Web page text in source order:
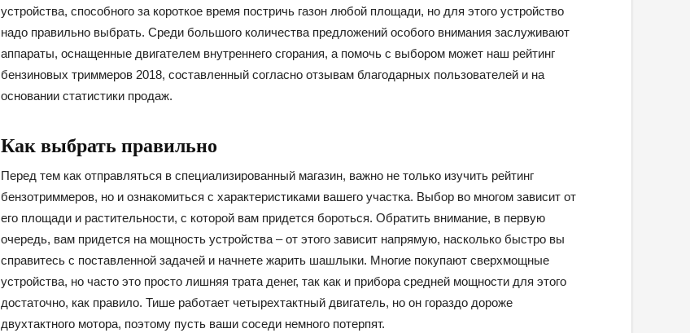
устройства, способного за короткое время постричь газон любой площади, но для этого устройство
надо правильно выбрать. Среди большого количества предложений особого внимания заслуживают
аппараты, оснащенные двигателем внутреннего сгорания, а помочь с выбором может наш рейтинг
бензиновых триммеров 2018, составленный согласно отзывам благодарных пользователей и на
основании статистики продаж.
Как выбрать правильно
Перед тем как отправляться в специализированный магазин, важно не только изучить рейтинг
бензотриммеров, но и ознакомиться с характеристиками вашего участка. Выбор во многом зависит от
его площади и растительности, с которой вам придется бороться. Обратить внимание, в первую
очередь, вам придется на мощность устройства – от этого зависит напрямую, насколько быстро вы
справитесь с поставленной задачей и начнете жарить шашлыки. Многие покупают сверхмощные
устройства, но часто это просто лишняя трата денег, так как и прибора средней мощности для этого
достаточно, как правило. Тише работает четырехтактный двигатель, но он гораздо дороже
двухтактного мотора, поэтому пусть ваши соседи немного потерпят.